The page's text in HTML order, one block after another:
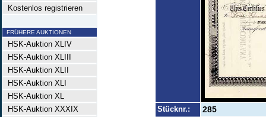
Kostenlos registrieren
FRÜHERE AUKTIONEN
HSK-Auktion XLIV
HSK-Auktion XLIII
HSK-Auktion XLII
HSK-Auktion XLI
HSK-Auktion XL
HSK-Auktion XXXIX
Stücknr.: 285